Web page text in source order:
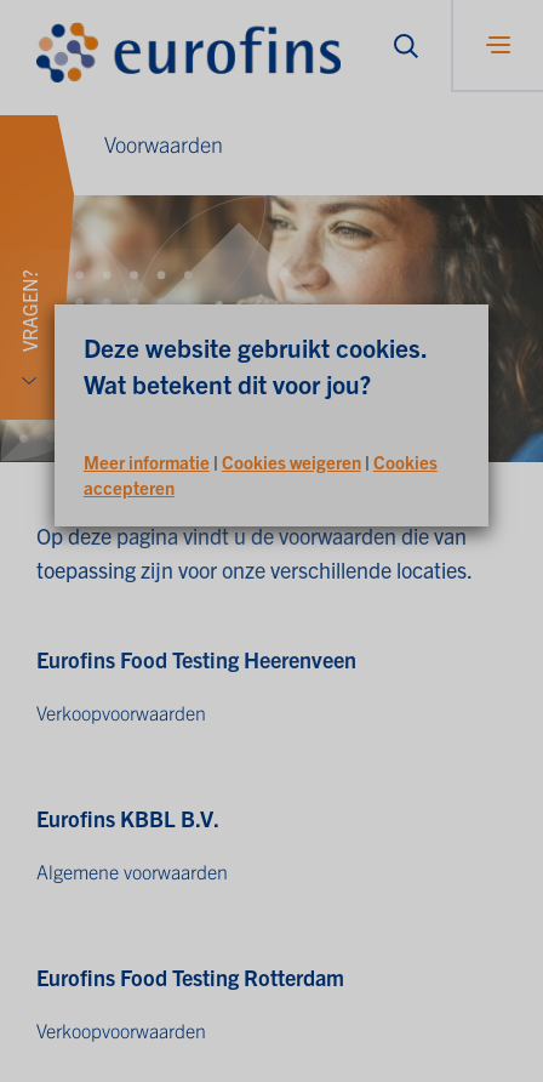
Deze website gebruikt cookies.
Wat betekent dit voor jou?
Meer informatie| Cookies weigeren| Cookies
accepteren
Voorwaarden
VRAGEN?
Op deze pagina vindt u de voorwaarden die van
toepassing zijn voor onze verschillende locaties.
Eurofins Food Testing Heerenveen
Verkoopvoorwaarden
Eurofins KBBL B.V.
Algemene voorwaarden
Eurofins Food Testing Rotterdam
Verkoopvoorwaarden